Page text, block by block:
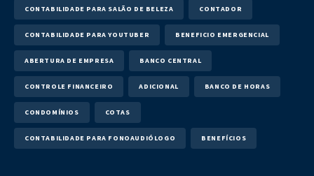
CONTABILIDADE PARA SALÃO DE BELEZA CONTADOR
CONTABILIDADE PARA YOUTUBER BENEFICIO EMERGENCIAL
ABERTURA DE EMPRESA BANCO CENTRAL
CONTROLE FINANCEIRO ADICIONAL BANCO DE HORAS
CONDOMÍNIOS COTAS
CONTABILIDADE PARA FONOAUDIÓLOGO BENEFÍCIOS